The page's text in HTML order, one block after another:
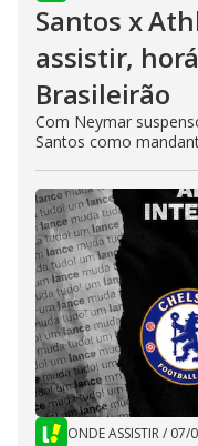
Santos x
assistir,
Brasileirão
Com Neymar
Santos como
ONDE ASSISTIR/ 07/